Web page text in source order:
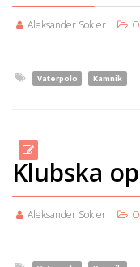
Aleksander Sokler
Vaterpolo Kamnik
Klubska
Aleksander Sokler